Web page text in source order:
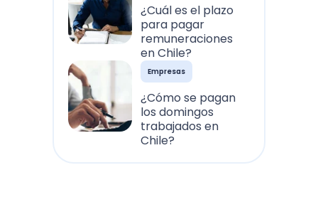
¿Cuál es el plazo
para pagar
remuneraciones
en Chile?
Empresas
¿Cómo se pagan
los domingos
trabajados en
Chile?